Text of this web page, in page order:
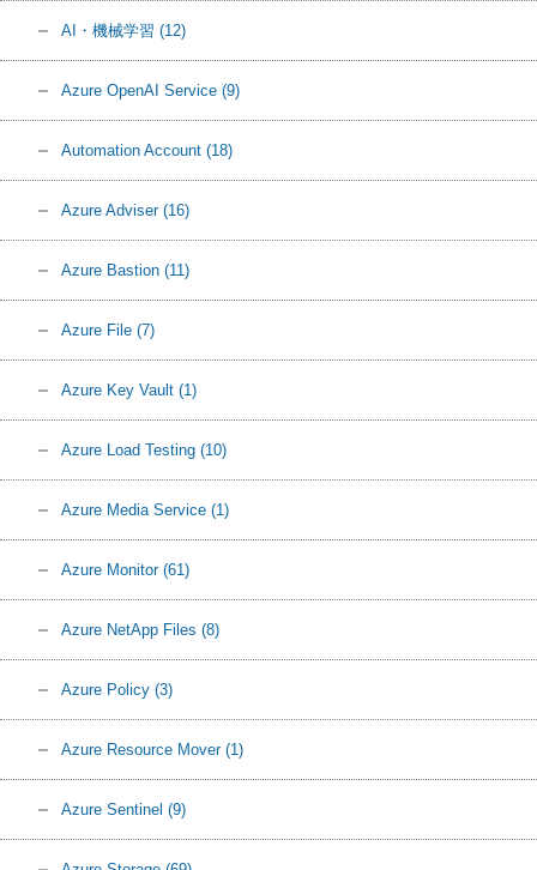
AI・機械学習 (12)
Azure OpenAI Service (9)
Automation Account (18)
Azure Adviser (16)
Azure Bastion (11)
Azure File (7)
Azure Key Vault (1)
Azure Load Testing (10)
Azure Media Service (1)
Azure Monitor (61)
Azure NetApp Files (8)
Azure Policy (3)
Azure Resource Mover (1)
Azure Sentinel (9)